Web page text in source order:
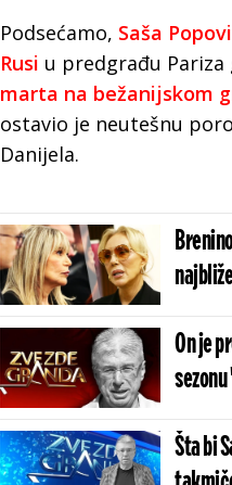
Podsećamo, Saša
Rusi u predgrađu Pariza
marta na bežanijskom
ostavio je neutešnu
Danijela.
On je
Šta bi